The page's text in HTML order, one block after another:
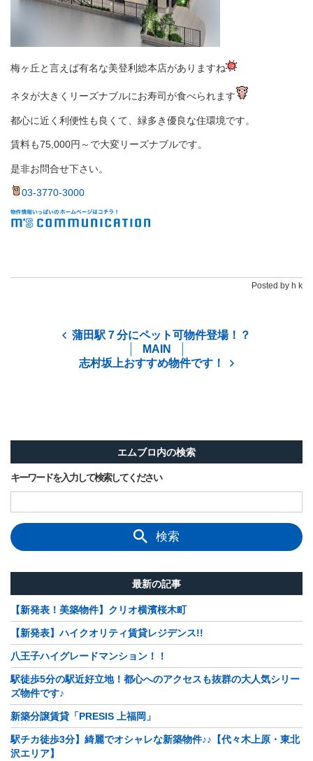
梅ヶ丘と言えば有名な美登利総本店がありますね
ネタが大きくリーズナブルにお寿司が食べられます
都心に近く利便性も良くて、緑多き優良な住環境です。
賃料も75,000円～で大変リーズナブルです。
是非お問合せ下さい。
03-3770-3000
Posted by h k
蒲田駅７分にペット可物件登場！？
MAIN
志村坂上おすすめ物件です！
エムブロ内の検索
キーワードを入力して検索してください
検索
最新の記事
【新発表！美築物件】クリオ横濱桜木町
【新発表】ハイクオリティ賃貸レジデンス!!
八王子ハイグレードマンション！！
駅徒歩5分の駅近好立地！都心へのアクセスも抜群の大人気シリー
ズ物件です♪
新築分譲賃貸「PRESIS 上福岡」
駅チカ徒歩3分】綺麗でオシャレな新築物件♪♪【代々木上原・東北
沢エリア】